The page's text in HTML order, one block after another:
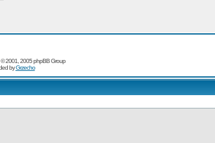
2001, 2005 phpBB Group
byGrzecho